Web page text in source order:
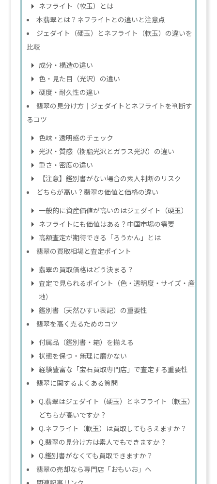
ネフライト（軟玉）とは
本翡翠とは？ネフライトとの違いと注意点
ジェダイト（硬玉）とネフライト（軟玉）の違いを
比較
成分・構造の違い
色・見た目（光沢）の違い
硬度・耐久性の違い
翡翠の見分け方｜ジェダイトとネフライトを判断す
るコツ
色味・透明感のチェック
光沢・質感（樹脂光沢とガラス光沢）の違い
重さ・密度の違い
【注意】鑑別書がない場合の素人判断のリスク
どちらが高い？翡翠の価値と価格の違い
一般的に資産価値が高いのはジェダイト（硬玉）
ネフライトにも価値はある？中国市場の需要
高額査定が期待できる「ろうかん」とは
翡翠の買取相場と査定ポイント
翡翠の買取価格はどう決まる？
査定で見られるポイント（色・透明度・サイズ・産
地）
鑑別書（天然ひすい表記）の重要性
翡翠を高く売るためのコツ
付属品（鑑別書・箱）を揃える
状態を保つ・無理に磨かない
経験豊富な「宝石買取専門店」で査定する重要性
翡翠に関するよくある質問
Q.翡翠はジェダイト（硬玉）とネフライト（軟玉）
どちらが高いですか？
Q.ネフライト（軟玉）は買取してもらえますか？
Q.翡翠の見分け方は素人でもできますか？
Q.鑑別書がなくても買取できますか？
翡翠の売却なら専門店「おもいお」へ